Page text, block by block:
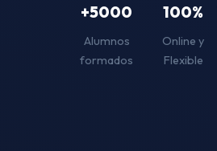
+5000
Alumnos
formados
100%
Online y
Flexible